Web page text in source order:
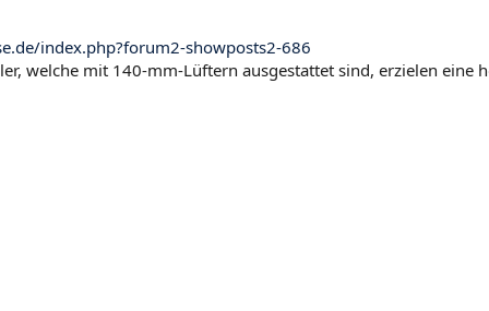
index.php?forum2-showposts2-686
welche mit 140-mm-Lüftern ausgestattet sind, erzielen eine